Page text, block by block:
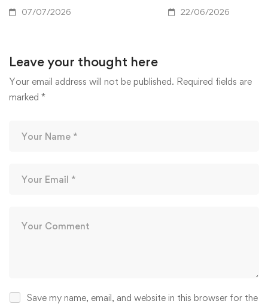
07/07/2026 22/06/2026
Leave your thought here
Your email address will not be published. Required fields are
marked *
Save my name, email, and website in this browser for the